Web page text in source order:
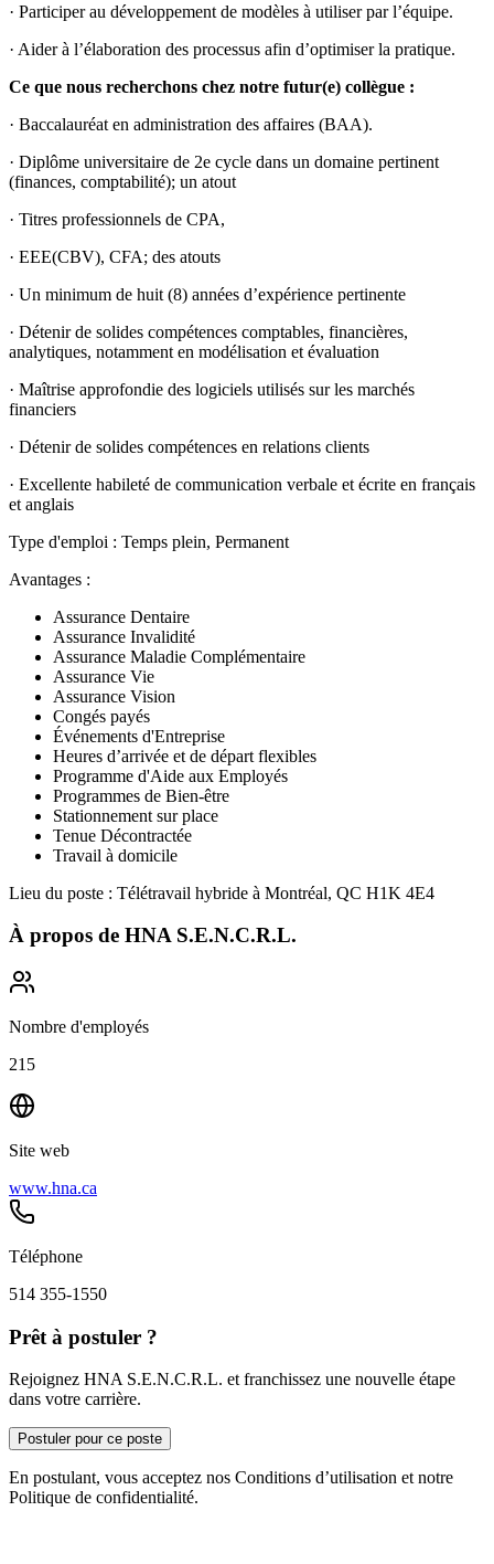
· Participer au développement de modèles à utiliser par l’équipe.
· Aider à l’élaboration des processus afin d’optimiser la pratique.
Ce que nous recherchons chez notre futur(e) collègue :
· Baccalauréat en administration des affaires (BAA).
· Diplôme universitaire de 2e cycle dans un domaine pertinent
(finances, comptabilité); un atout
· Titres professionnels de CPA,
· EEE(CBV), CFA; des atouts
· Un minimum de huit (8) années d’expérience pertinente
· Détenir de solides compétences comptables, financières,
analytiques, notamment en modélisation et évaluation
· Maîtrise approfondie des logiciels utilisés sur les marchés
financiers
· Détenir de solides compétences en relations clients
· Excellente habileté de communication verbale et écrite en français
et anglais
Type d'emploi : Temps plein, Permanent
Avantages :
Assurance Dentaire
Assurance Invalidité
Assurance Maladie Complémentaire
Assurance Vie
Assurance Vision
Congés payés
Événements d'Entreprise
Heures d’arrivée et de départ flexibles
Programme d'Aide aux Employés
Programmes de Bien-être
Stationnement sur place
Tenue Décontractée
Travail à domicile
Lieu du poste : Télétravail hybride à Montréal, QC H1K 4E4
À propos de HNA S.E.N.C.R.L.
Nombre d'employés
215
Site web
www.hna.ca
Téléphone
514 355-1550
Prêt à postuler ?
Rejoignez HNA S.E.N.C.R.L. et franchissez une nouvelle étape
dans votre carrière.
Postuler pour ce poste
En postulant, vous acceptez nos Conditions d’utilisation et notre
Politique de confidentialité.